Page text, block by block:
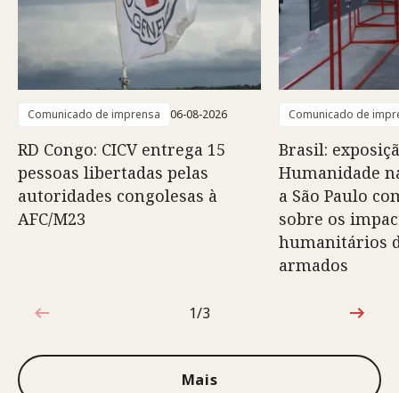
Comunicado de imprensa 06-08-2026
RD Congo: CICV entrega 15
pessoas libertadas pelas
autoridades congolesas à
AFC/M23
Comunicado de
Brasil:
Humanidade
a São Paulo
sobre os
humanitários
armados
1 de 3
1/3
Mais